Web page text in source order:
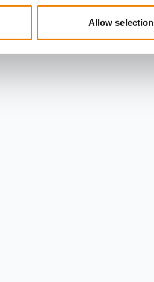
Allow selection